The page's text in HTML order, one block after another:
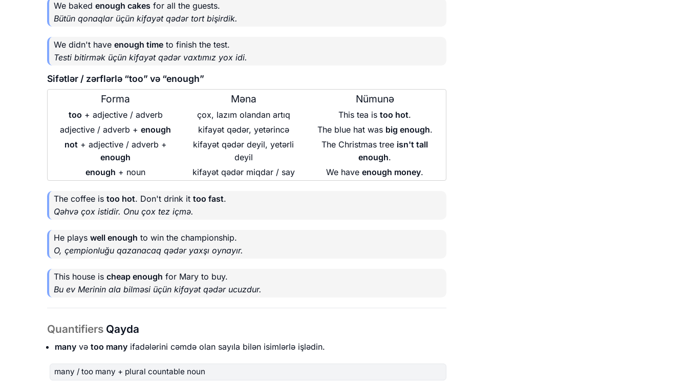
We baked enough cakes for all the guests.
Bütün qonaqlar üçün kifayət qədər tort bişirdik.
We didn't have enough time to finish the test.
Testi bitirmək üçün kifayət qədər vaxtımız yox idi.
Sifətlər / zərflərlə “too” və “enough”
Forma Məna Nümunə
too + adjective / adverb çox, lazım olandan artıq This tea is too hot.
adjective / adverb + enough kifayət qədər, yetərincə The blue hat was big enough.
not + adjective / adverb +
enough
kifayət qədər deyil, yetərli
deyil
The Christmas tree isn't tall
enough.
enough + noun kifayət qədər miqdar / say We have enough money.
The coffee is too hot. Don't drink it too fast.
Qəhvə çox istidir. Onu çox tez içmə.
He plays well enough to win the championship.
O, çempionluğu qazanacaq qədər yaxşı oynayır.
This house is cheap enough for Mary to buy.
Bu ev Merinin ala bilməsi üçün kifayət qədər ucuzdur.
Quantifiers Qayda
many və too many ifadələrini cəmdə olan sayıla bilən isimlərlə işlədin.
many / too many + plural countable noun